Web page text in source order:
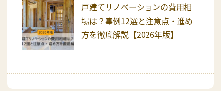
戸建てリノベーションの費用相
場は？事例12選と注意点・進め
方を徹底解説【2026年版】